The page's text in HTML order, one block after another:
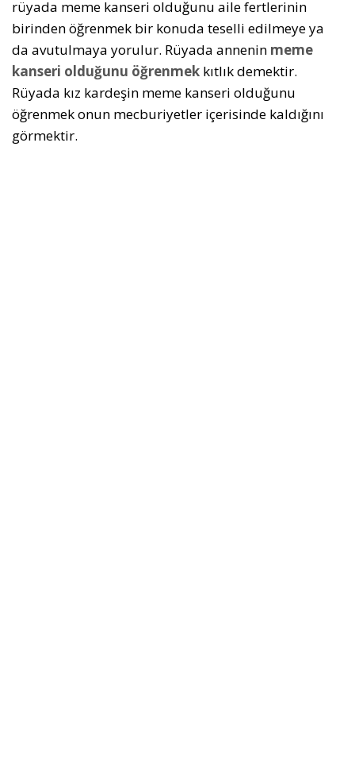
rüyada meme kanseri olduğunu aile fertlerinin
birinden öğrenmek bir konuda teselli edilmeye ya
da avutulmaya yorulur. Rüyada annenin meme
kanseri olduğunu öğrenmek kıtlık demektir.
Rüyada kız kardeşin meme kanseri olduğunu
öğrenmek onun mecburiyetler içerisinde kaldığını
görmektir.